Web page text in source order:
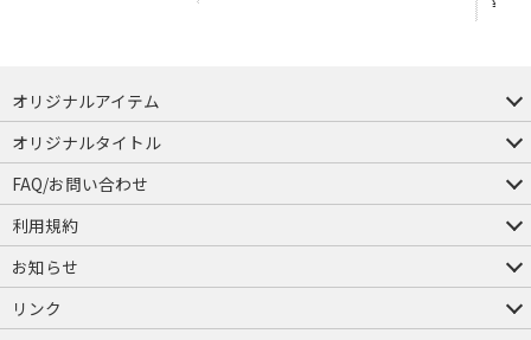
オリジナルアイテム
つままれ
つかまれ
ピョコッテ
オリジナルタイトル
アイテムヤ
ミスカトニック大學購買部
FAQ/お問い合わせ
FAQ
お問い合わせ
利用規約
会員規約・ポイント規約
特定商取引法に関する表示
プライバシーポリシー
お知らせ
店舗情報
採用情報
発売日変更のお知らせ
販売代理店・取扱店募集
海外のご案内（English）
リンク